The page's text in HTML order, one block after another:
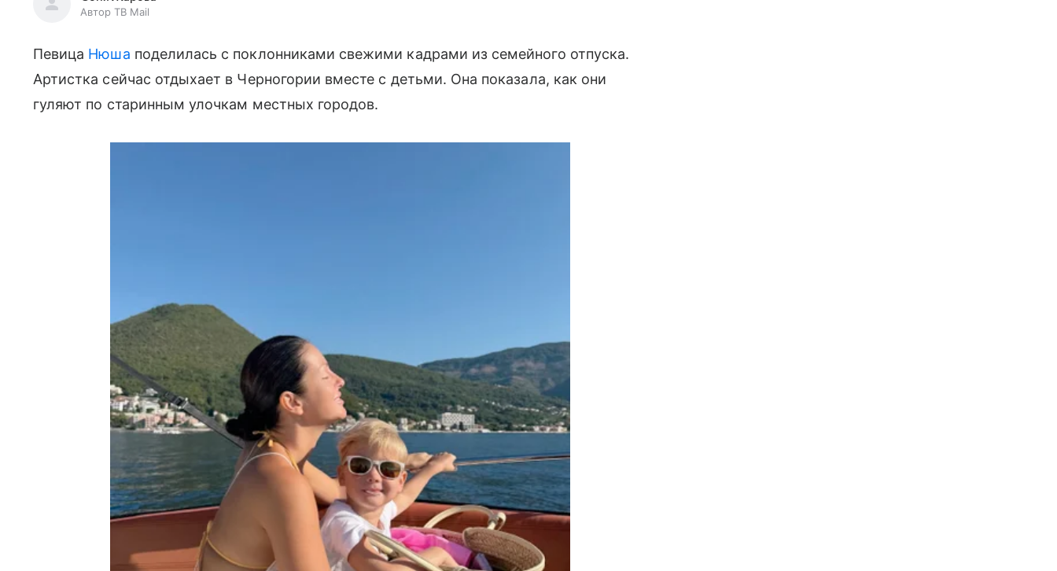
Автор ТВ Mail
Певица Нюша поделилась с поклонниками свежими кадрами из семейного отпуска.
Артистка сейчас отдыхает в Черногории вместе с детьми. Она показала, как они
гуляют по старинным улочкам местных городов.